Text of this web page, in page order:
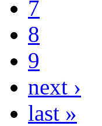
7
8
9
next ›
last »